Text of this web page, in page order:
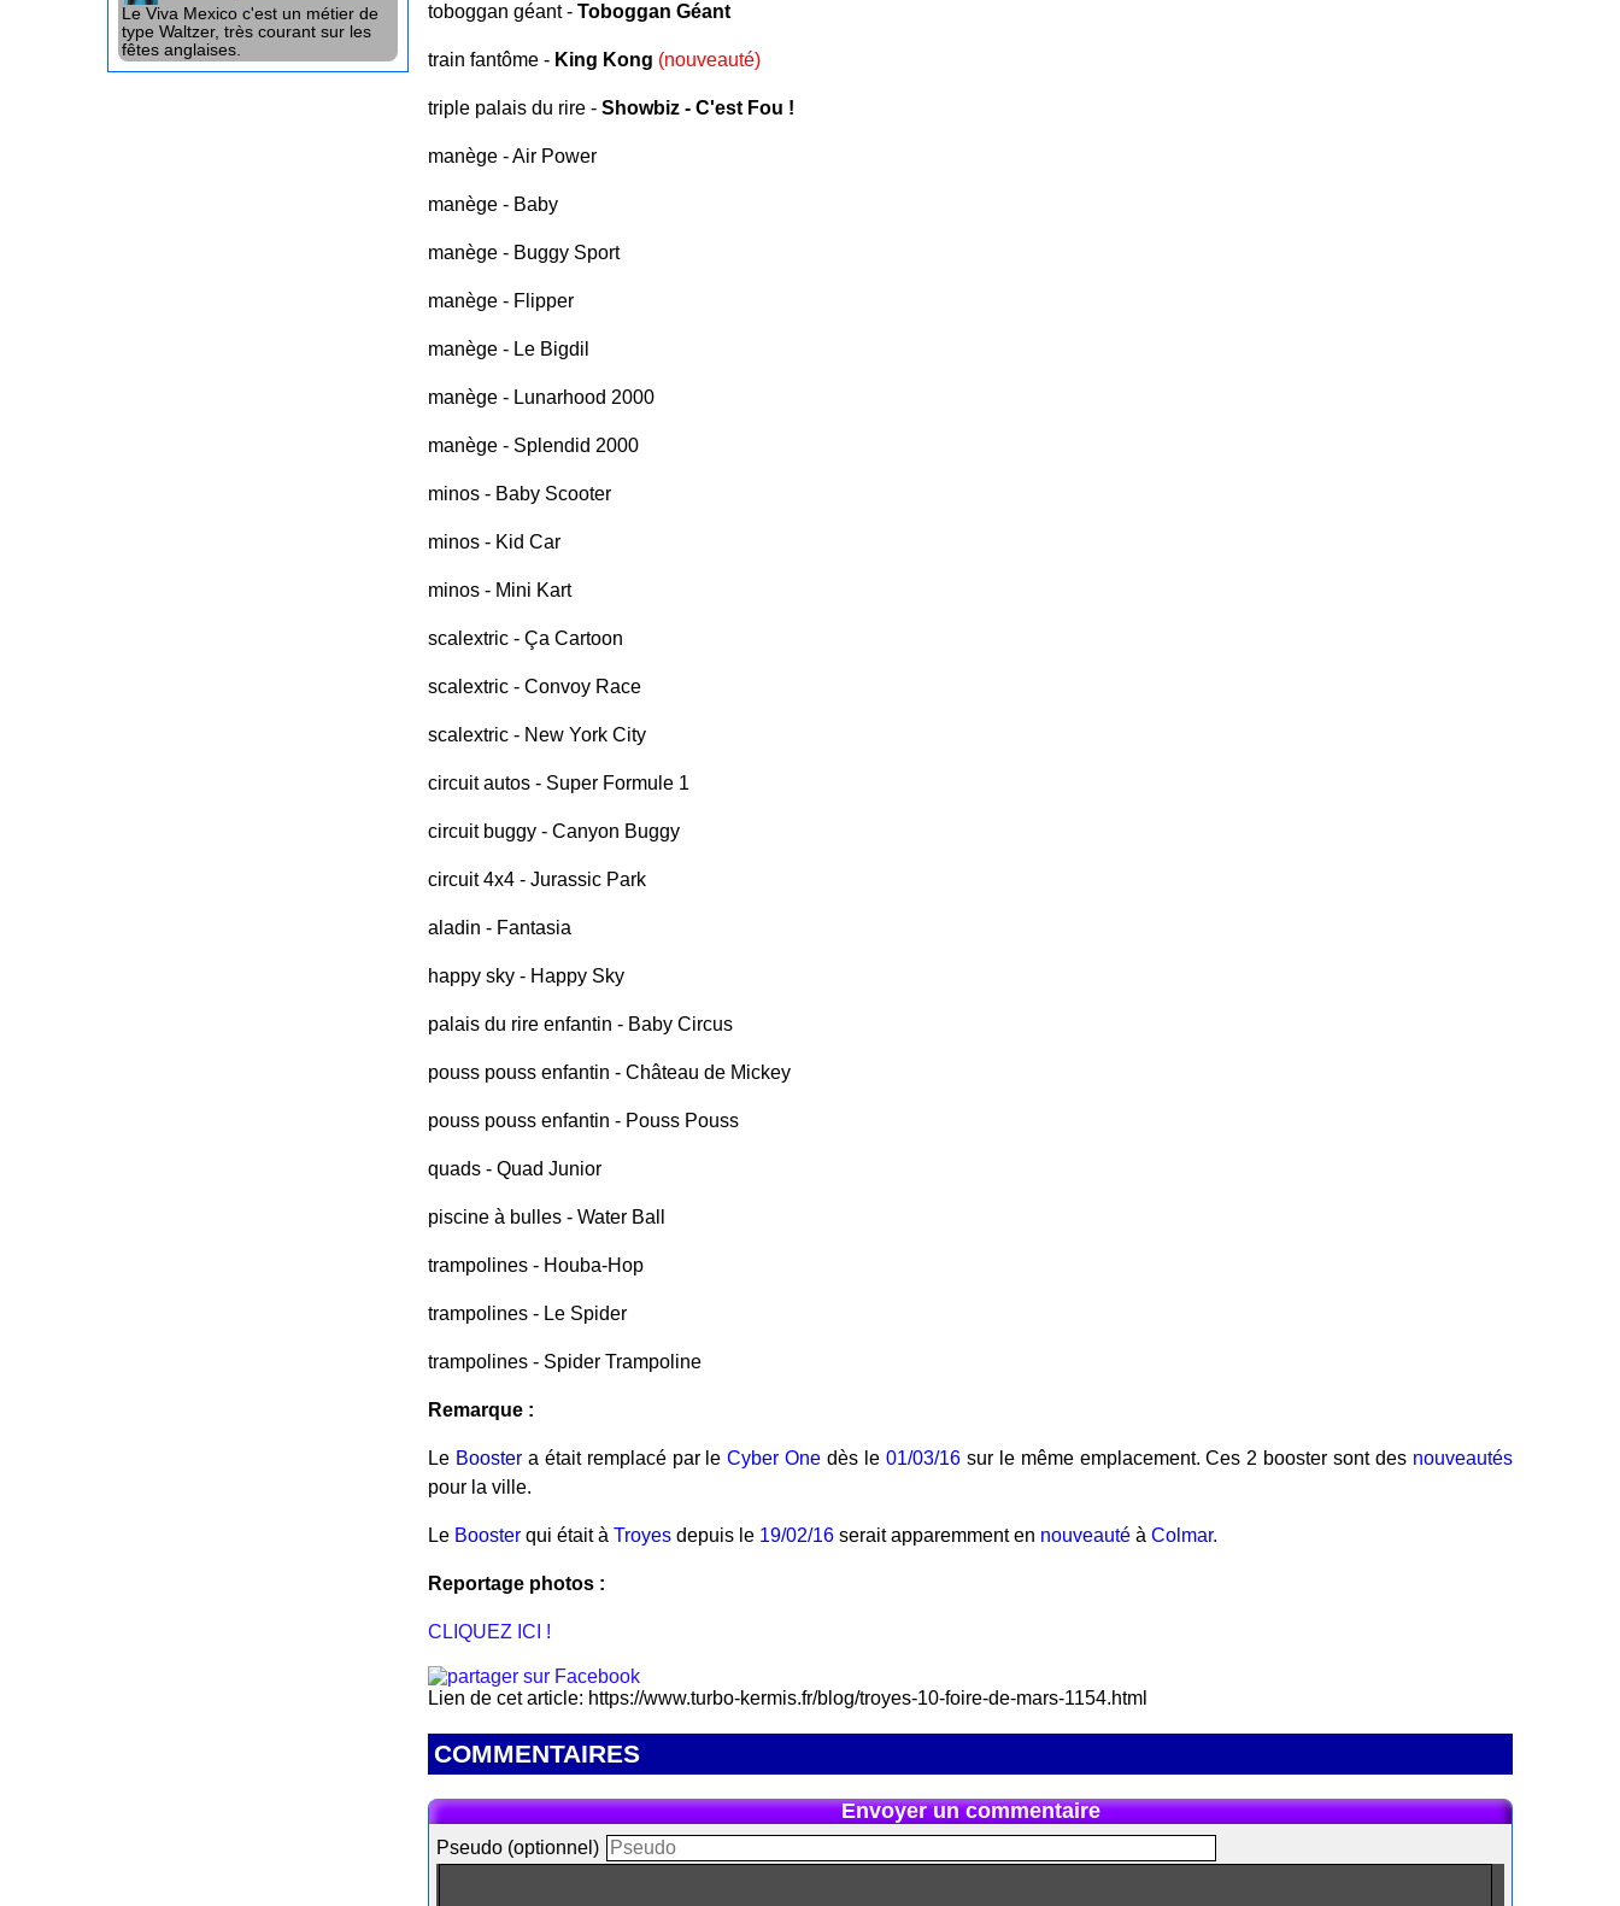
Le Viva Mexico c'est un métier de
type Waltzer, très courant sur les
fêtes anglaises.
toboggan géant - Toboggan Géant
train fantôme - King Kong (nouveauté)
triple palais du rire - Showbiz - C'est Fou !
manège - Air Power
manège - Baby
manège - Buggy Sport
manège - Flipper
manège - Le Bigdil
manège - Lunarhood 2000
manège - Splendid 2000
minos - Baby Scooter
minos - Kid Car
minos - Mini Kart
scalextric - Ça Cartoon
scalextric - Convoy Race
scalextric - New York City
circuit autos - Super Formule 1
circuit buggy - Canyon Buggy
circuit 4x4 - Jurassic Park
aladin - Fantasia
happy sky - Happy Sky
palais du rire enfantin - Baby Circus
pouss pouss enfantin - Château de Mickey
pouss pouss enfantin - Pouss Pouss
quads - Quad Junior
piscine à bulles - Water Ball
trampolines - Houba-Hop
trampolines - Le Spider
trampolines - Spider Trampoline
Remarque :
Le Boostera était remplacé par leCyber One dès le 01/03/16sur le même emplacement. Ces 2 booster sont des nouveautés
pour la ville.
Le Booster qui était à Troyes depuis le 19/02/16 serait apparemment en nouveauté à Colmar.
Reportage photos :
CLIQUEZ ICI !
Lien de cet article: https://www.turbo-kermis.fr/blog/troyes-10-foire-de-mars-1154.html
COMMENTAIRES
Envoyer un commentaire
Pseudo (optionnel)